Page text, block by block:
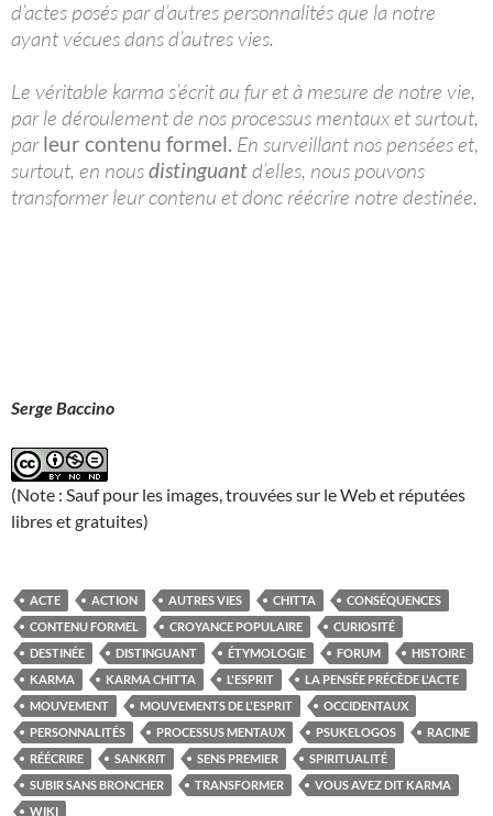
d’actes posés par d’autres personnalités que la notre
ayant vécues dans d’autres vies.
Le véritable karma s’écrit au fur et à mesure de notre vie,
par le déroulement de nos processus mentaux et surtout,
parleur contenu formel. En surveillant nos pensées et,
surtout, en nousdistinguantd’elles, nous pouvons
transformer leur contenu et donc réécrire notre destinée.
Serge Baccino
(Note : Sauf pour les images, trouvées sur le Web et réputées
libres et gratuites)
ACTE ACTION AUTRES VIES CHITTA
CONSÉQUENCES
CONTENU FORMEL
CROYANCE POPULAIRE
CURIOSITÉ
DESTINÉE
DISTINGUANT ÉTYMOLOGIE FORUM
HISTOIRE
KARMA
KARMA CHITTA L'ESPRIT
LA PENSÉE PRÉCÈDE L'ACTE
MOUVEMENT
MOUVEMENTS DE L'ESPRIT
OCCIDENTAUX
PERSONNALITÉS
PROCESSUS MENTAUX PSUKELOGOS
RACINE
RÉÉCRIRE
SANKRIT SENS PREMIER
SPIRITUALITÉ
SUBIR SANS BRONCHER
TRANSFORMER
VOUS AVEZ DIT KARMA
WIKI